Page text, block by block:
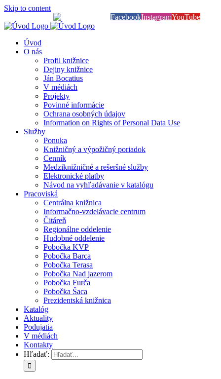
Skip to content
FacebookInstagramYouTube
Úvod
O nás
Profil knižnice
Dejiny knižnice
Ján Bocatius
V médiách
Projekty
Povinné informácie
Ochrana osobných údajov
Information on Rights of Personal Data Use
Služby
Ponuka
Knižničný a výpožičný poriadok
Cenník
Medziknižničné a rešeršné služby
Elektronické platby
Návod na vyhľadávanie v katalógu
Pracoviská
Centrálna knižnica
Informačno-vzdelávacie centrum
Čitáreň
Regionálne oddelenie
Hudobné oddelenie
Pobočka KVP
Pobočka Barca
Pobočka Terasa
Pobočka Nad jazerom
Pobočka Furča
Pobočka Šaca
Prezidentská knižnica
Katalóg
Aktuality
Podujatia
V médiách
Kontakty
Hľadať: